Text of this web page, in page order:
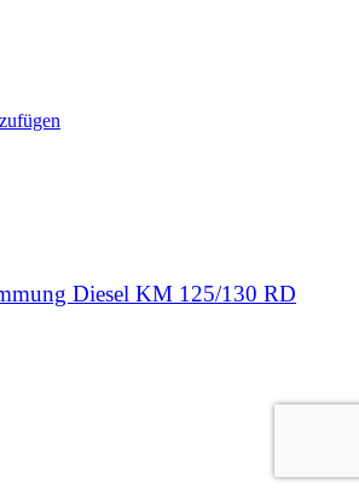
Diesel KM 125/130 RD